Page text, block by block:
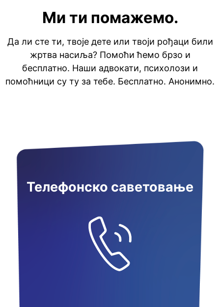
Ми ти помажемо.
Да ли сте ти, твоје дете или твоји рођаци били
жртва насиља? Помоћи ћемо брзо и
бесплатно. Наши адвокати, психолози и
помоћници су ту за тебе. Бесплатно. Анонимно.
Телефонско саветовање